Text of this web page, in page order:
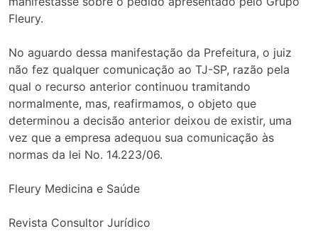
Fleury.
No aguardo dessa manifestação da Prefeitura, o juiz
não fez qualquer comunicação ao TJ-SP, razão pela
qual o recurso anterior continuou tramitando
normalmente, mas, reafirmamos, o objeto que
determinou a decisão anterior deixou de existir, uma
vez que a empresa adequou sua comunicação às
normas da lei No. 14.223/06.
Fleury Medicina e Saúde
Revista Consultor Jurídico